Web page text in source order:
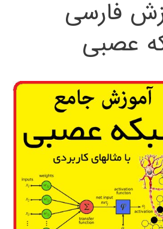
فارسی
عصبی